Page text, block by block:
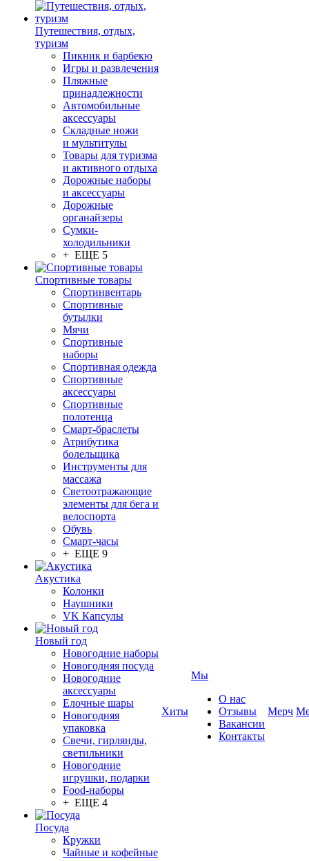
Путешествия, отдых,
туризм
Пикник и барбекю
Игры и развлечения
Пляжные
принадлежности
Автомобильные
аксессуары
Складные ножи
и мультитулы
Товары для туризма
и активного отдыха
Дорожные наборы
и аксессуары
Дорожные
органайзеры
Сумки-
холодильники
+ ЕЩЕ 5
Спортивные товары
Спортинвентарь
Спортивные
бутылки
Мячи
Спортивные
наборы
Спортивная одежда
Спортивные
аксессуары
Спортивные
полотенца
Смарт-браслеты
Атрибутика
болельщика
Инструменты для
массажа
Светоотражающие
элементы для бега и
велоспорта
Обувь
Смарт-часы
+ ЕЩЕ 9
Акустика
Колонки
Наушники
VK Капсулы
Новый год
Новогодние наборы
Новогодняя посуда
Новогодние
аксессуары
Елочные шары
Новогодняя
упаковка
Свечи, гирлянды,
светильники
Новогодние
игрушки, подарки
Food-наборы
+ ЕЩЕ 4
Посуда
Кружки
Чайные и кофейные
Хиты
Мы
О нас
Отзывы
Вакансии
Контакты
Мерч